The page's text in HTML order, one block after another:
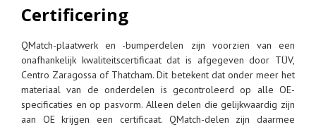
Certificering
QMatch-plaatwerk en -bumperdelen zijn voorzien van een
onafhankelijk kwaliteitscertificaat dat is afgegeven door TÜV,
Centro Zaragossa of Thatcham. Dit betekent dat onder meer het
materiaal van de onderdelen is gecontroleerd op alle OE-
specificaties en op pasvorm. Alleen delen die gelijkwaardig zijn
aan OE krijgen een certificaat. QMatch-delen zijn daarmee